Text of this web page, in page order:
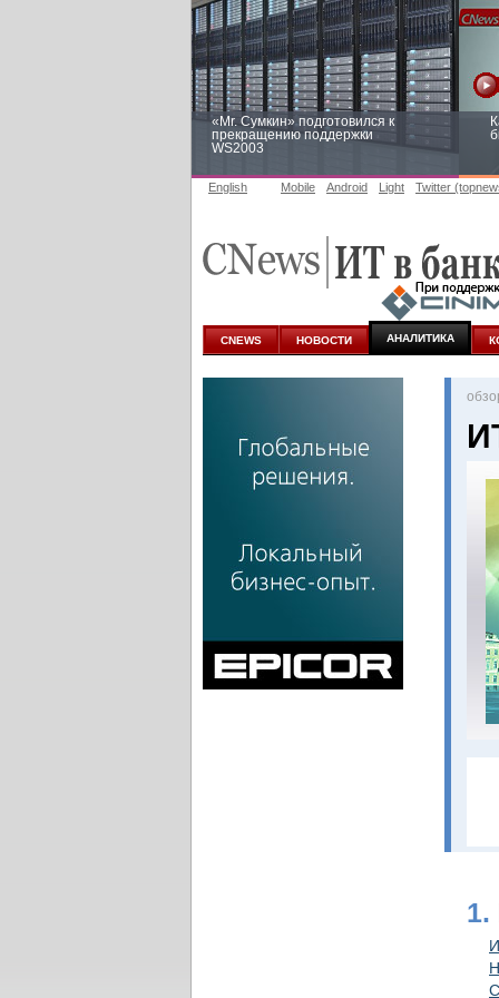
«Mr. Сумкин» подготовился к
прекращению поддержки
WS2003
Заоблачная оптимизация: как
аналитике
English Mobile Android Light Twitter
CNEWS НОВОСТИ АНАЛИТИКА
1.